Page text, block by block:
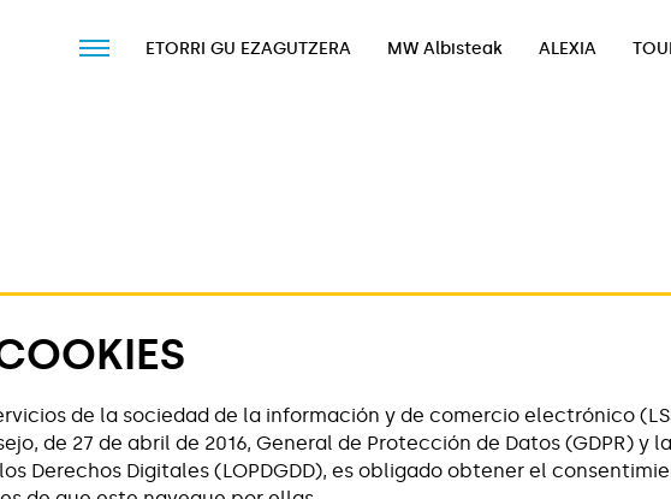
ETORRI GU EZAGUTZERA
MW Albisteak
ALEXIA
de la sociedad de la información y de comercio electrónico
de 27 de abril de 2016, General de Protección de Datos (GDPR) y
Derechos Digitales (LOPDGDD), es obligado obtener el